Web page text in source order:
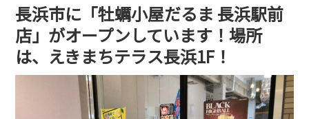
長浜市に「牡蠣小屋だるま 長浜駅前
店」がオープンしています！場所
は、えきまちテラス長浜1F！